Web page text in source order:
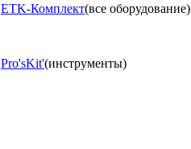
ETK-Комплект(все оборудование)
Pro'sKit'(инструменты)